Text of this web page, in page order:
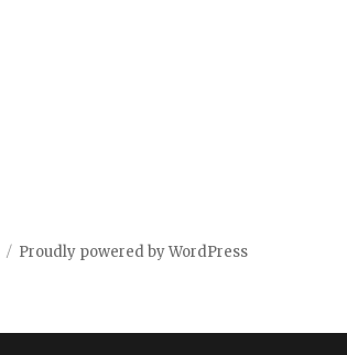
Proudly powered by WordPress